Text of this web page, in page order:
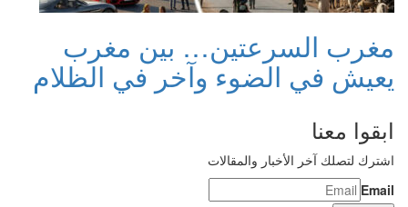
مغرب السرعتين… بين مغرب
يعيش في الضوء وآخر في الظلام
ابقوا معنا
اشترك لتصلك آخر الأخبار والمقالات
Email